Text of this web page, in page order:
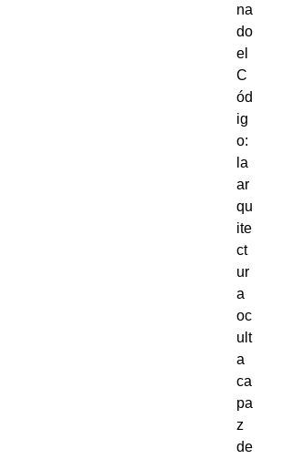
na
do
el
C
ód
ig
o:
la
ar
qu
ite
ct
ur
a
oc
ult
a
ca
pa
z
de